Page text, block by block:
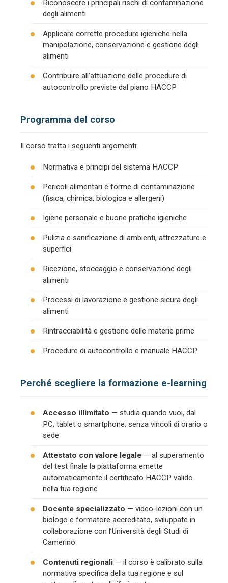
Riconoscere i principali rischi di contaminazione
degli alimenti
Applicare corrette procedure igieniche nella
manipolazione, conservazione e gestione degli
alimenti
Contribuire all’attuazione delle procedure di
autocontrollo previste dal piano HACCP
Programma del corso
Il corso tratta i seguenti argomenti:
Normativa e principi del sistema HACCP
Pericoli alimentari e forme di contaminazione
(fisica, chimica, biologica e allergeni)
Igiene personale e buone pratiche igieniche
Pulizia e sanificazione di ambienti, attrezzature e
superfici
Ricezione, stoccaggio e conservazione degli
alimenti
Processi di lavorazione e gestione sicura degli
alimenti
Rintracciabilità e gestione delle materie prime
Procedure di autocontrollo e manuale HACCP
Perché scegliere la formazione e-learning
Accesso illimitato — studia quando vuoi, dal
PC, tablet o smartphone, senza vincoli di orario o
sede
Attestato con valore legale — al superamento
del test finale la piattaforma emette
automaticamente il certificato HACCP valido
nella tua regione
Docente specializzato — video-lezioni con un
biologo e formatore accreditato, sviluppate in
collaborazione con l’Università degli Studi di
Camerino
Contenuti regionali — il corso è calibrato sulla
normativa specifica della tua regione e sul